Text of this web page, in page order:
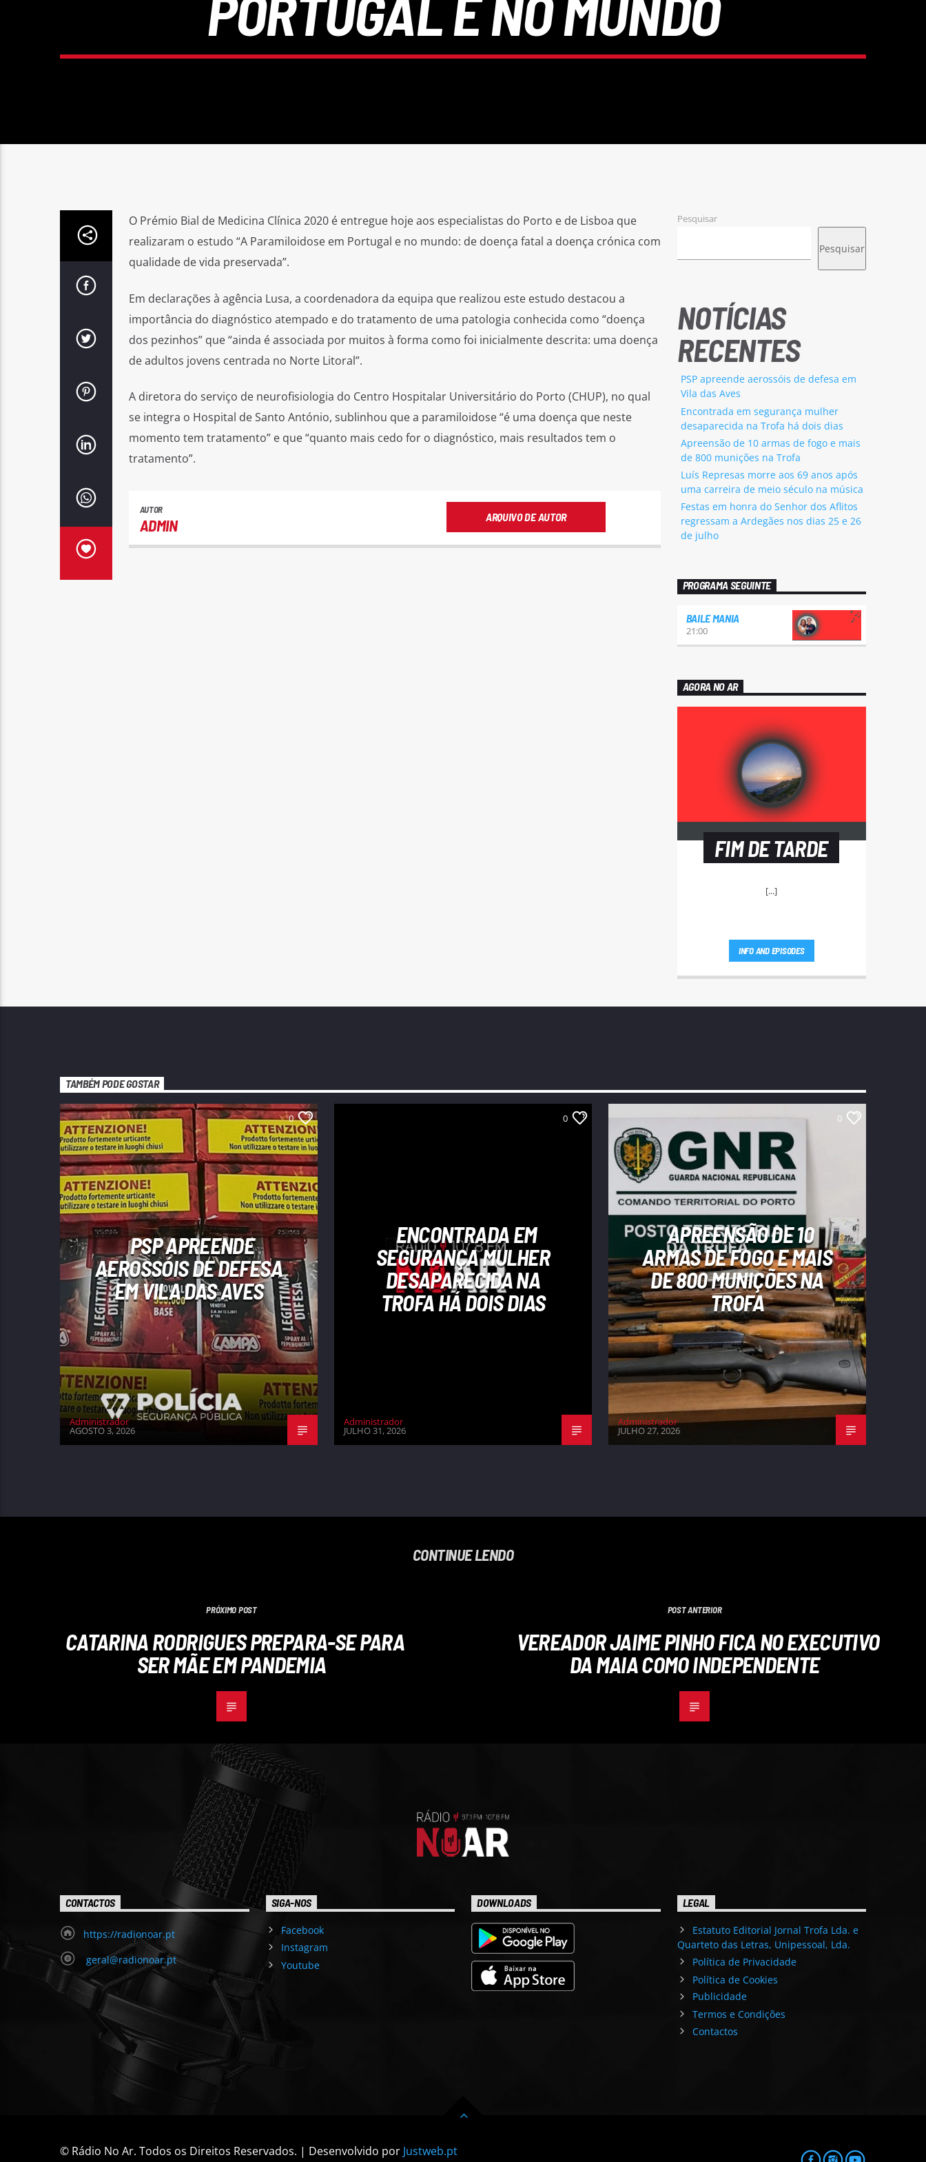
O Prémio Bial de Medicina Clínica 2020 é entregue hoje aos especialistas do Porto e de Lisboa que
realizaram o estudo “A Paramiloidose em Portugal e no mundo: de doença fatal a doença crónica com
qualidade de vida preservada”.
Em declarações à agência Lusa, a coordenadora da equipa que realizou este estudo destacou a
importância do diagnóstico atempado e do tratamento de uma patologia conhecida como “doença
dos pezinhos” que “ainda é associada por muitos à forma como foi inicialmente descrita: uma doença
de adultos jovens centrada no Norte Litoral”.
A diretora do serviço de neurofisiologia do Centro Hospitalar Universitário do Porto (CHUP), no qual
se integra o Hospital de Santo António, sublinhou que a paramiloidose “é uma doença que neste
momento tem tratamento” e que “quanto mais cedo for o diagnóstico, mais resultados tem o
tratamento”.
AUTOR
ADMIN ARQUIVO DE AUTOR
Pesquisar
Pesquisar
NOTÍCIAS
RECENTES
PSP apreende aerossóis de defesa em
Vila das Aves
Encontrada em segurança mulher
desaparecida na Trofa há dois dias
Apreensão de 10 armas de fogo e mais
de 800 munições na Trofa
Luís Represas morre aos 69 anos após
uma carreira de meio século na música
Festas em honra do Senhor dos Aflitos
regressam a Ardegães nos dias 25 e 26
de julho
PROGRAMA SEGUINTE
BAILE MANIA
21:00
AGORA NO AR
FIM DE TARDE
[...]
INFO AND EPISODES
TAMBÉM PODE GOSTAR
0
PSP APREENDE
AEROSSÓIS DE DEFESA
EM VILA DAS AVES
Administrador
AGOSTO 3, 2026
0
ENCONTRADA EM
SEGURANÇA MULHER
DESAPARECIDA NA
TROFA HÁ DOIS DIAS
Administrador
JULHO 31, 2026
0
APREENSÃO DE 10
ARMAS DE FOGO E MAIS
DE 800 MUNIÇÕES NA
TROFA
Administrador
JULHO 27, 2026
CONTINUE LENDO
PRÓXIMO POST
CATARINA RODRIGUES PREPARA-SE PARA
SER MÃE EM PANDEMIA
POST ANTERIOR
VEREADOR JAIME PINHO FICA NO EXECUTIVO
DA MAIA COMO INDEPENDENTE
CONTACTOS
https://radionoar.pt
geral@radionoar.pt
SIGA-NOS
Facebook
Instagram
Youtube
DOWNLOADS LEGAL
Estatuto Editorial Jornal Trofa Lda. e
Quarteto das Letras, Unipessoal, Lda.
Política de Privacidade
Política de Cookies
Publicidade
Termos e Condições
Contactos
© Rádio No Ar. Todos os Direitos Reservados. | Desenvolvido por Justweb.pt